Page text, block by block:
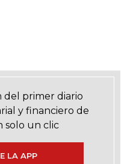
del primer diario
y financiero de
solo un clic
LA APP